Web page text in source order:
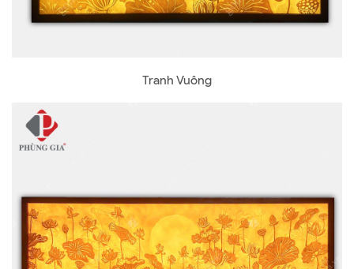
Tranh Vuông